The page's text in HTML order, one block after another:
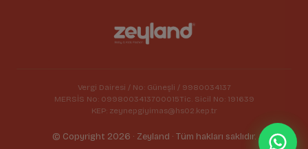
Vergi Dairesi / No: Güneşli / 9980034137
MERSİS No: 0998003413700015Tic. Sicil No: 191639
KEP: zeynepgiyimas@hs02.kep.tr
© Copyright 2026 · Zeyland · Tüm hakları saklıdır.